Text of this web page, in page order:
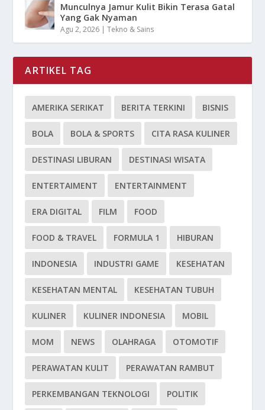
Munculnya Jamur Kulit Bikin Terasa Gatal
Yang Gak Nyaman
Agu 2, 2026 |Tekno & Sains
ARTIKEL TAG
AMERIKA SERIKAT BERITA TERKINI BISNIS
BOLA BOLA & SPORTS CITA RASA KULINER
DESTINASI LIBURAN DESTINASI WISATA
ENTERTAIMENT ENTERTAINMENT
ERA DIGITAL FILM FOOD
FOOD & TRAVEL FORMULA 1 HIBURAN
INDONESIA INDUSTRI GAME KESEHATAN
KESEHATAN MENTAL KESEHATAN TUBUH
KULINER KULINER INDONESIA MOBIL
MOM NEWS OLAHRAGA OTOMOTIF
PERAWATAN KULIT PERAWATAN RAMBUT
PERKEMBANGAN TEKNOLOGI POLITIK